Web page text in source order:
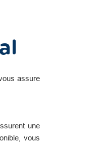
assure
une
vous